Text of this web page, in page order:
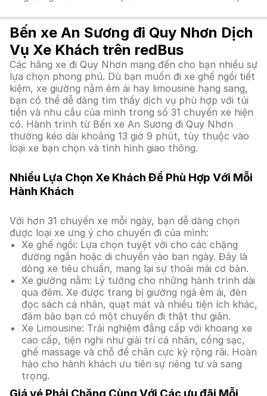
Bến xe An Sương đi Quy Nhơn Dịch
Vụ Xe Khách trên redBus
Các hãng xe đi Quy Nhơn mang đến cho bạn nhiều sự
lựa chọn phong phú. Dù bạn muốn đi xe ghế ngồi tiết
kiệm, xe giường nằm êm ái hay limousine hạng sang,
bạn có thể dễ dàng tìm thấy dịch vụ phù hợp với túi
tiền và nhu cầu của mình trong số 31 chuyến xe hiện
có. Hành trình từ Bến xe An Sương đi Quy Nhơn
thường kéo dài khoảng 13 giờ 9 phút, tùy thuộc vào
loại xe bạn chọn và tình hình giao thông.
Nhiều Lựa Chọn Xe Khách Để Phù Hợp Với Mỗi
Hành Khách
Với hơn 31 chuyến xe mỗi ngày, bạn dễ dàng chọn
được loại xe ưng ý cho chuyến đi của mình:
Xe ghế ngồi: Lựa chọn tuyệt vời cho các chặng
đường ngắn hoặc di chuyển vào ban ngày. Đây là
dòng xe tiêu chuẩn, mang lại sự thoải mái cơ bản.
Xe giường nằm: Lý tưởng cho những hành trình dài
qua đêm. Xe được trang bị giường ngả êm ái, đèn
đọc sách cá nhân, quạt mát và nhiều tiện ích khác,
đảm bảo bạn có một chuyến đi thật thư giãn.
Xe Limousine: Trải nghiệm đẳng cấp với khoang xe
cao cấp, tiện nghi như giải trí cá nhân, cổng sạc,
ghế massage và chỗ để chân cực kỳ rộng rãi. Hoàn
hảo cho hành khách ưu tiên sự riêng tư và sang
trọng.